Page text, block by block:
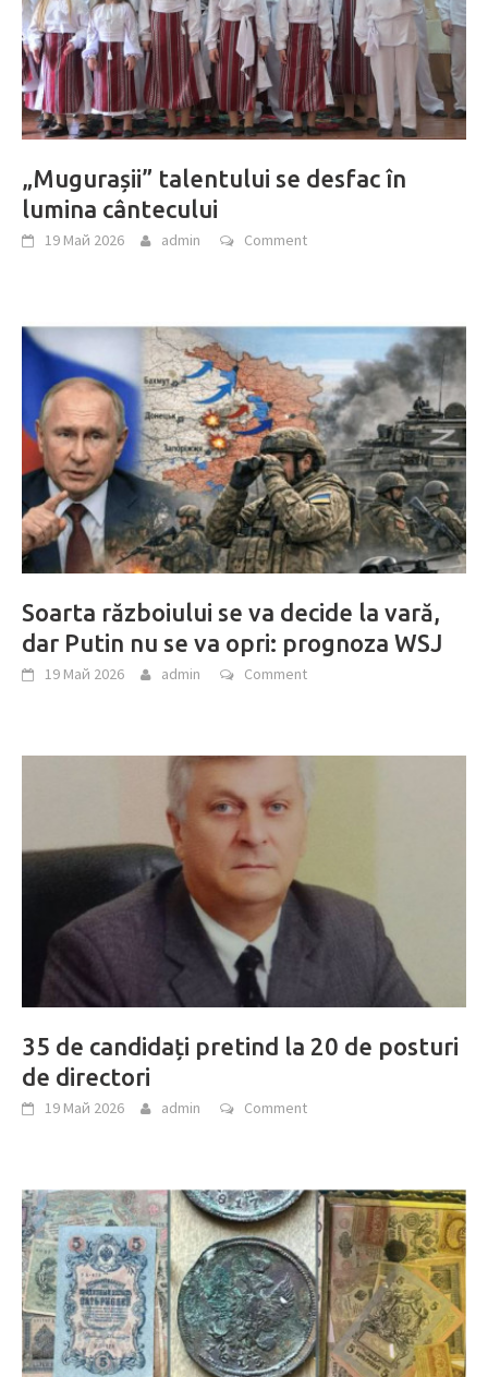
„Mugurașii” talentului se desfac în
lumina cântecului
19 Май 2026 admin Comment
Soarta războiului se va decide la vară,
dar Putin nu se va opri: prognoza WSJ
19 Май 2026 admin Comment
35 de candidați pretind la 20 de posturi
de directori
19 Май 2026 admin Comment